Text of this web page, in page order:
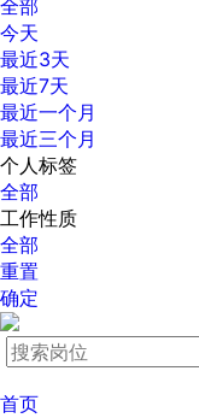
全部
今天
最近3天
最近7天
最近一个月
最近三个月
个人标签
全部
工作性质
全部
重置
确定
首页